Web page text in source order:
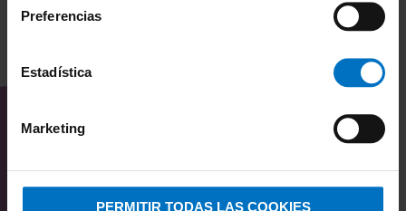
Preferencias
Estadística
Marketing
PERMITIR TODAS LAS COOKIES
TAMBIÉN TE PUEDE